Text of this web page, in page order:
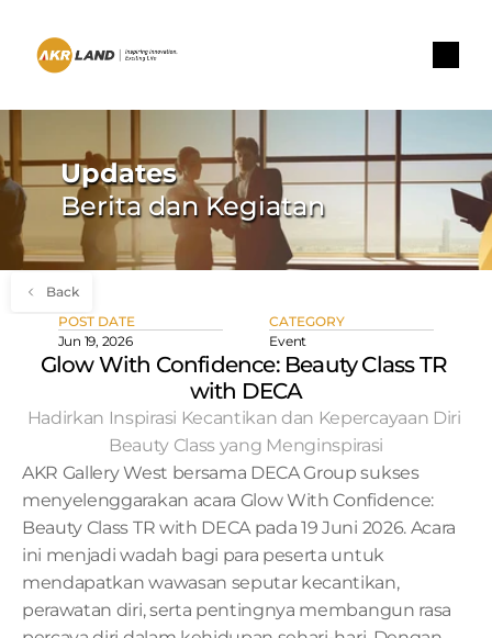
Updates
Berita dan Kegiatan
Back
POST DATE
Jun 19, 2026
CATEGORY
Event
Glow With Confidence: Beauty Class TR
with DECA
Hadirkan Inspirasi Kecantikan dan Kepercayaan Diri
Beauty Class yang Menginspirasi
AKR Gallery West bersama DECA Group sukses
menyelenggarakan acara Glow With Confidence:
Beauty Class TR with DECA pada 19 Juni 2026. Acara
ini menjadi wadah bagi para peserta untuk
mendapatkan wawasan seputar kecantikan,
perawatan diri, serta pentingnya membangun rasa